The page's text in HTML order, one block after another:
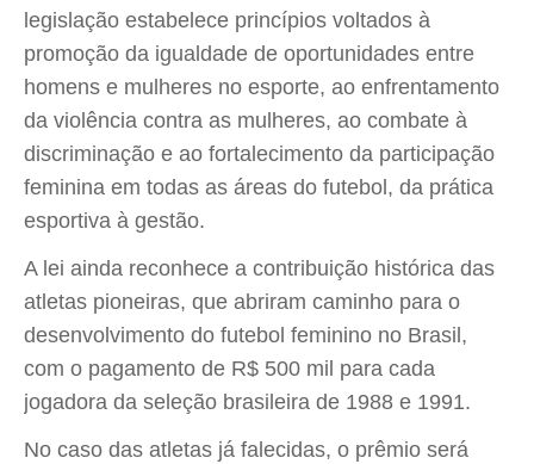
legislação estabelece princípios voltados à
promoção da igualdade de oportunidades entre
homens e mulheres no esporte, ao enfrentamento
da violência contra as mulheres, ao combate à
discriminação e ao fortalecimento da participação
feminina em todas as áreas do futebol, da prática
esportiva à gestão.
A lei ainda reconhece a contribuição histórica das
atletas pioneiras, que abriram caminho para o
desenvolvimento do futebol feminino no Brasil,
com o pagamento de R$ 500 mil para cada
jogadora da seleção brasileira de 1988 e 1991.
No caso das atletas já falecidas, o prêmio será